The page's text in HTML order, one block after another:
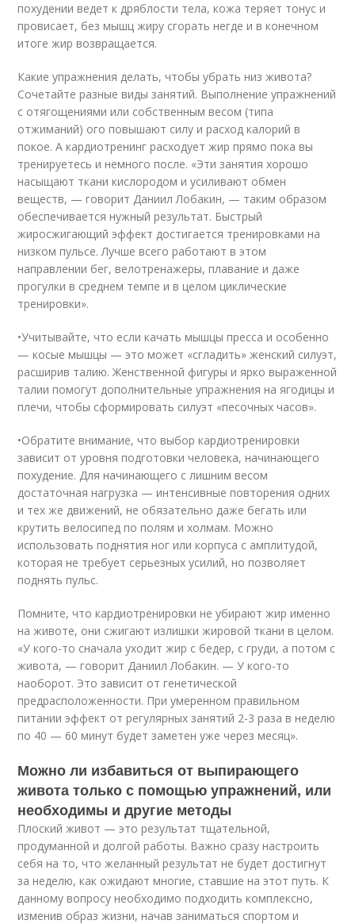
похудении ведет к дряблости тела, кожа теряет тонус и
провисает, без мышц жиру сгорать негде и в конечном
итоге жир возвращается.
Какие упражнения делать, чтобы убрать низ живота?
Сочетайте разные виды занятий. Выполнение упражнений
с отягощениями или собственным весом (типа
отжиманий) ого повышают силу и расход калорий в
покое. А кардиотренинг расходует жир прямо пока вы
тренируетесь и немного после. «Эти занятия хорошо
насыщают ткани кислородом и усиливают обмен
веществ, — говорит Даниил Лобакин, — таким образом
обеспечивается нужный результат. Быстрый
жиросжигающий эффект достигается тренировками на
низком пульсе. Лучше всего работают в этом
направлении бег, велотренажеры, плавание и даже
прогулки в среднем темпе и в целом циклические
тренировки».
•Учитывайте, что если качать мышцы пресса и особенно
— косые мышцы — это может «сгладить» женский силуэт,
расширив талию. Женственной фигуры и ярко выраженной
талии помогут дополнительные упражнения на ягодицы и
плечи, чтобы сформировать силуэт «песочных часов».
•Обратите внимание, что выбор кардиотренировки
зависит от уровня подготовки человека, начинающего
похудение. Для начинающего с лишним весом
достаточная нагрузка — интенсивные повторения одних
и тех же движений, не обязательно даже бегать или
крутить велосипед по полям и холмам. Можно
использовать поднятия ног или корпуса с амплитудой,
которая не требует серьезных усилий, но позволяет
поднять пульс.
Помните, что кардиотренировки не убирают жир именно
на животе, они сжигают излишки жировой ткани в целом.
«У кого-то сначала уходит жир с бедер, с груди, а потом с
живота, — говорит Даниил Лобакин. — У кого-то
наоборот. Это зависит от генетической
предрасположенности. При умеренном правильном
питании эффект от регулярных занятий 2-3 раза в неделю
по 40 — 60 минут будет заметен уже через месяц».
Можно ли избавиться от выпирающего
живота только с помощью упражнений, или
необходимы и другие методы
Плоский живот — это результат тщательной,
продуманной и долгой работы. Важно сразу настроить
себя на то, что желанный результат не будет достигнут
за неделю, как ожидают многие, ставшие на этот путь. К
данному вопросу необходимо подходить комплексно,
изменив образ жизни, начав заниматься спортом и